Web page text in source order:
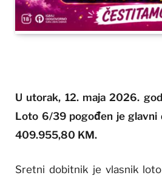
U utorak, 12. maja 2026.
Loto 6/39 pogođen je glavni
409.955,80 KM.
Sretni dobitnik je vlasnik